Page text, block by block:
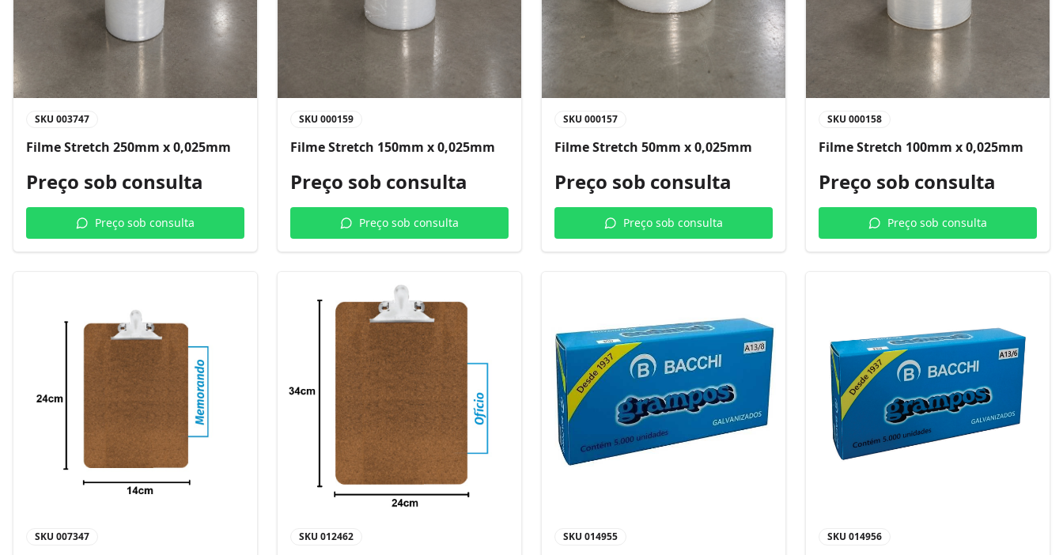
SKU 003747
Filme Stretch 250mm x 0,025mm
Preço sob consulta
Preço sob consulta
SKU 000159
Filme Stretch 150mm x 0,025mm
Preço sob consulta
Preço sob consulta
SKU 000157
Filme Stretch 50mm x 0,025mm
Preço sob consulta
Preço sob consulta
SKU 000158
Filme Stretch 100mm x 0,025mm
Preço sob consulta
Preço sob consulta
SKU 007347 SKU 012462 SKU 014955 SKU 014956